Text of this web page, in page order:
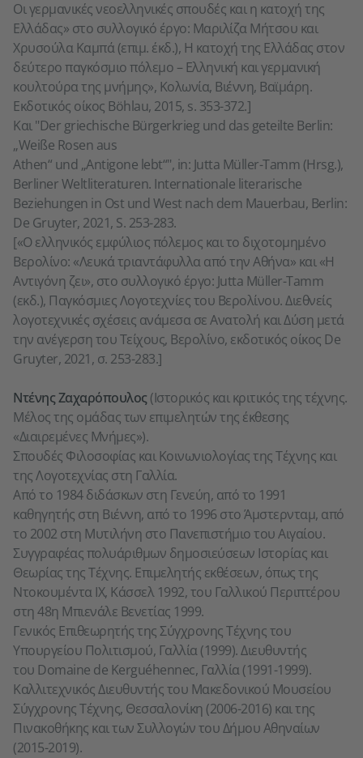
Οι γερμανικές νεοελληνικές σπουδές και η κατοχή της
Ελλάδας» στο συλλογικό έργο: Μαριλίζα Μήτσου και
Χρυσούλα Καμπά (επιμ. έκδ.), Η κατοχή της Ελλάδας στον
δεύτερο παγκόσμιο πόλεμο – Ελληνική και γερμανική
κουλτούρα της μνήμης», Κολωνία, Βιέννη, Βαϊμάρη.
Εκδοτικός οίκος Böhlau, 2015, s. 353-372.]
Και "Der griechische Bürgerkrieg und das geteilte Berlin:
„Weiße Rosen aus
Athen“ und „Antigone lebt“", in: Jutta Müller-Tamm (Hrsg.),
Berliner Weltliteraturen. Internationale literarische
Beziehungen in Ost und West nach dem Mauerbau, Berlin:
De Gruyter, 2021, S. 253-283.
[«Ο ελληνικός εμφύλιος πόλεμος και το διχοτομημένο
Βερολίνο: «Λευκά τριαντάφυλλα από την Αθήνα» και «Η
Αντιγόνη ζει», στο συλλογικό έργο: Jutta Müller-Tamm
(εκδ.), Παγκόσμιες Λογοτεχνίες του Βερολίνου. Διεθνείς
λογοτεχνικές σχέσεις ανάμεσα σε Ανατολή και Δύση μετά
την ανέγερση του Τείχους, Βερολίνο, εκδοτικός οίκος De
Gruyter, 2021, σ. 253-283.]
Ντένης Ζαχαρόπουλος (Ιστορικός και κριτικός της τέχνης.
Μέλος της ομάδας των επιμελητών της έκθεσης
«Διαιρεμένες Μνήμες»).
Σπουδές Φιλοσοφίας και Κοινωνιολογίας της Τέχνης και
της Λογοτεχνίας στη Γαλλία.
Από το 1984 διδάσκων στη Γενεύη, από το 1991
καθηγητής στη Βιέννη, από το 1996 στο Άμστερνταμ, από
το 2002 στη Μυτιλήνη στο Πανεπιστήμιο του Αιγαίου.
Συγγραφέας πολυάριθμων δημοσιεύσεων Ιστορίας και
Θεωρίας της Τέχνης. Επιμελητής εκθέσεων, όπως της
Ντοκουμέντα ΙΧ, Κάσσελ 1992, του Γαλλικού Περιπτέρου
στη 48η Μπιενάλε Βενετίας 1999.
Γενικός Επιθεωρητής της Σύγχρονης Τέχνης του
Υπουργείου Πολιτισμού, Γαλλία (1999). Διευθυντής
του Domaine de Kerguéhennec, Γαλλία (1991-1999).
Καλλιτεχνικός Διευθυντής του Μακεδονικού Μουσείου
Σύγχρονης Τέχνης, Θεσσαλονίκη (2006-2016) και της
Πινακοθήκης και των Συλλογών του Δήμου Αθηναίων
(2015-2019).